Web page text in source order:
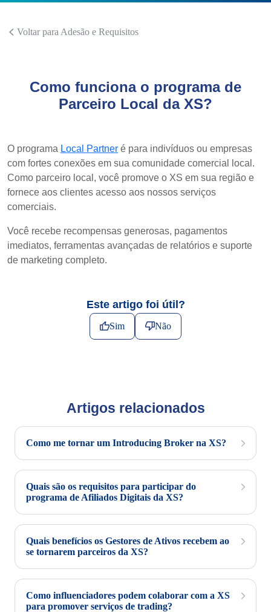
Voltar para Adesão e Requisitos
Como funciona o programa de
Parceiro Local da XS?
O programa Local Partner é para indivíduos ou empresas
com fortes conexões em sua comunidade comercial local.
Como parceiro local, você promove o XS em sua região e
fornece aos clientes acesso aos nossos serviços
comerciais.
Você recebe recompensas generosas, pagamentos
imediatos, ferramentas avançadas de relatórios e suporte
de marketing completo.
Este artigo foi útil?
Sim Não
Artigos relacionados
Como me tornar um Introducing Broker na XS?
Quais são os requisitos para participar do
programa de Afiliados Digitais da XS?
Quais benefícios os Gestores de Ativos recebem ao
se tornarem parceiros da XS?
Como influenciadores podem colaborar com a XS
para promover serviços de trading?